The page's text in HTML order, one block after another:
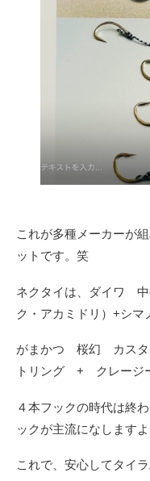
これが多種メーカーが
ットです。笑
ネクタイは、ダイワ 中
ク・アカミドリ）+シ
がまかつ 桜幻 カス
トリング + クレージ
４本フックの時代は終
ックが主流になします
これで、安心してタイ